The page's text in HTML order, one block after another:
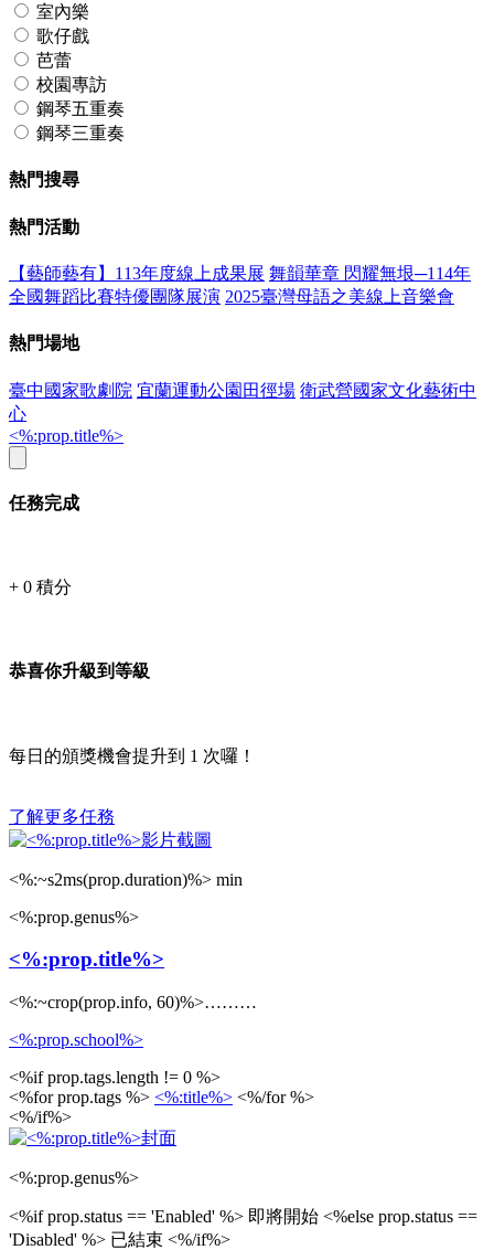
室內樂
歌仔戲
芭蕾
校園專訪
鋼琴五重奏
鋼琴三重奏
熱門搜尋
熱門活動
【藝師藝有】113年度線上成果展 舞韻華章 閃耀無垠─114年
全國舞蹈比賽特優團隊展演 2025臺灣母語之美線上音樂會
熱門場地
臺中國家歌劇院 宜蘭運動公園田徑場 衛武營國家文化藝術中
心
<%:prop.title%>
任務完成
+ 0 積分
恭喜你升級到等級
每日的頒獎機會提升到 1 次囉！
了解更多任務
<%:~s2ms(prop.duration)%> min
<%:prop.genus%>
<%:prop.title%>
<%:~crop(prop.info, 60)%>………
<%:prop.school%>
<%if prop.tags.length != 0 %>
<%for prop.tags %> <%:title%> <%/for %>
<%/if%>
<%:prop.genus%>
<%if prop.status == 'Enabled' %> 即將開始 <%else prop.status ==
'Disabled' %> 已結束 <%/if%>